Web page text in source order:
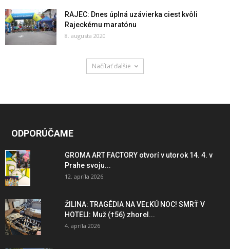
RAJEC: Dnes úplná uzávierka ciest kvôli
Rajeckému maratónu
8. augusta 2020
Načítať ďalšie
ODPORÚČAME
GROMA ART FACTORY otvorí v utorok 14. 4. v
Prahe svoju...
12. apríla 2026
ŽILINA: TRAGÉDIA NA VEĽKÚ NOC! SMRŤ V
HOTELI: Muž (†56) zhorel...
4. apríla 2026